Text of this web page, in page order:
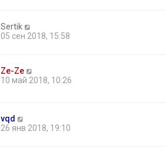
Sertik
05 сен 2018, 15:58
Ze-Ze
10 май 2018, 10:26
vqd
26 янв 2018, 19:10